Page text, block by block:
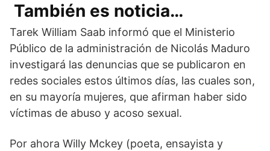
También es noticia…
Tarek William Saab informó que el Ministerio
Público de la administración de Nicolás Maduro
investigará las denuncias que se publicaron en
redes sociales estos últimos días, las cuales son,
en su mayoría mujeres, que afirman haber sido
víctimas de abuso y acoso sexual.
Por ahora Willy Mckey (poeta, ensayista y